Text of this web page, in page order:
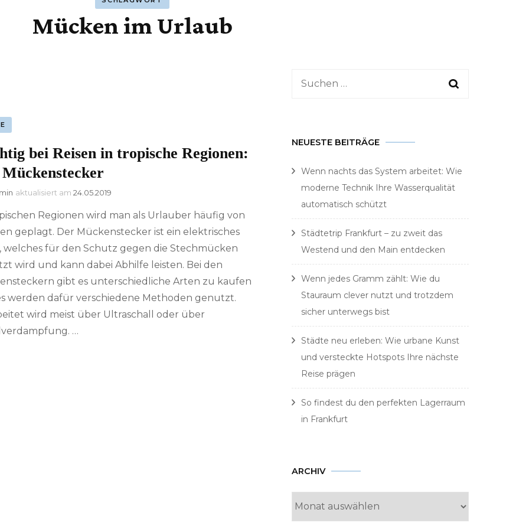
Mücken im Urlaub
bei Reisen in tropische Regionen:
aktualisiert am 24.05.2019
Regionen wird man als Urlauber häufig von
geplagt. Der Mückenstecker ist ein elektrisches
welches für den Schutz gegen die Stechmücken
wird und kann dabei Abhilfe leisten. Bei den
gibt es unterschiedliche Arten zu kaufen
werden dafür verschiedene Methoden genutzt.
wird meist über Ultraschall oder über
…
Suchen
NEUESTE BEITRÄGE
Wenn nachts das System arbeitet: Wie
moderne Technik Ihre Wasserqualität
automatisch schützt
Städtetrip Frankfurt – zu zweit das
Westend und den Main entdecken
Wenn jedes Gramm zählt: Wie du
Stauraum clever nutzt und trotzdem
sicher unterwegs bist
Städte neu erleben: Wie urbane Kunst
und versteckte Hotspots Ihre nächste
Reise prägen
So findest du den perfekten Lagerraum
in Frankfurt
ARCHIV Archiv